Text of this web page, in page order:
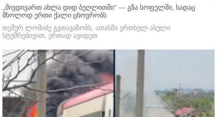
„მივდივართ ახლა დიდ ბეღლითში“ — გზა სოფელში, სადაც
მხოლოდ ერთი ქალი ცხოვრობს
თემურ ლომიძე გვთავაზობს, ათასში ერთხელ ასული
სტუმრებივით, ერთად ავიდეთ